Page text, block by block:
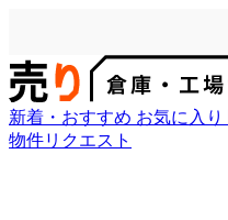
新着・おすすめ お気に入り
物件リクエスト